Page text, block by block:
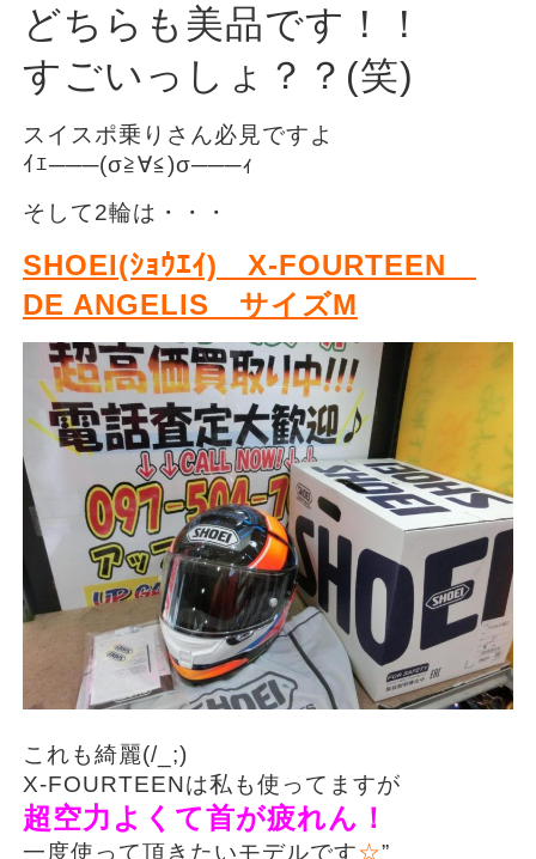
どちらも美品です！！
すごいっしょ？？(笑)
スイスポ乗りさん必見ですよ
ｲｴ───(σ≧∀≦)σ───ｨ
そして2輪は・・・
SHOEI(ｼｮｳｴｲ) X-FOURTEEN
DE ANGELIS サイズM
これも綺麗(/_;)
X-FOURTEENは私も使ってますが
超空力よくて首が疲れん！
一度使って頂きたいモデルです☆”